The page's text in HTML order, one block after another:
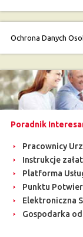
Ochrona Danych
Poradnik
Pracownicy
Instrukcje
Platforma
Punktu
Elektroniczna
Gospodarka